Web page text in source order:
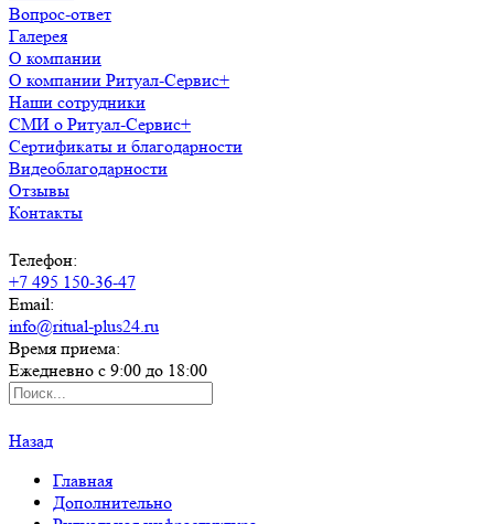
Вопрос-ответ
Галерея
О компании
О компании Ритуал-Сервис+
Наши сотрудники
СМИ о Ритуал-Сервис+
Сертификаты и благодарности
Видеоблагодарности
Отзывы
Контакты
Телефон:
+7 495 150-36-47
Email:
info@ritual-plus24.ru
Время приема:
Ежедневно с 9:00 до 18:00
Назад
Главная
Дополнительно